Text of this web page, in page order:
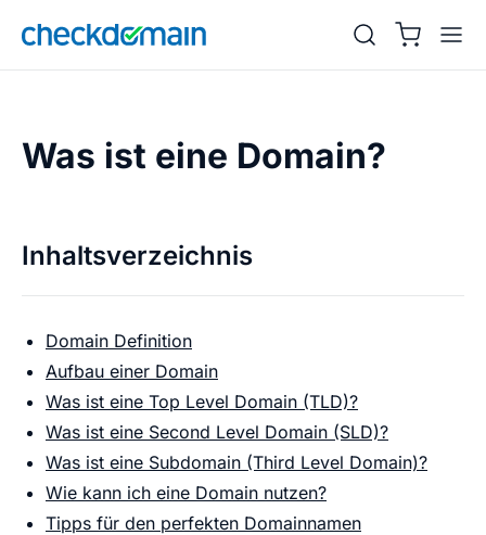
Was ist eine Domain?
Inhaltsverzeichnis
Domain Definition
Aufbau einer Domain
Was ist eine Top Level Domain (TLD)?
Was ist eine Second Level Domain (SLD)?
Was ist eine Subdomain (Third Level Domain)?
Wie kann ich eine Domain nutzen?
Tipps für den perfekten Domainnamen